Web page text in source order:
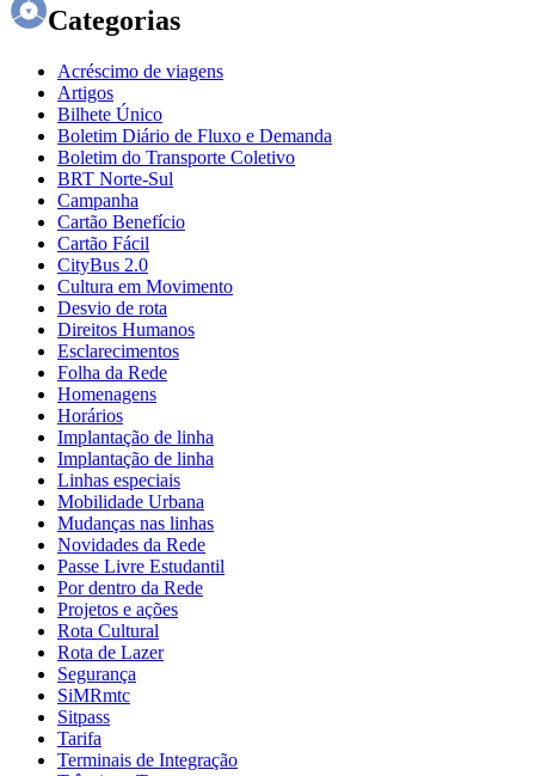
Categorias
Acréscimo de viagens
Artigos
Bilhete Único
Boletim Diário de Fluxo e Demanda
Boletim do Transporte Coletivo
BRT Norte-Sul
Campanha
Cartão Benefício
Cartão Fácil
CityBus 2.0
Cultura em Movimento
Desvio de rota
Direitos Humanos
Esclarecimentos
Folha da Rede
Homenagens
Horários
Implantação de linha
Implantação de linha
Linhas especiais
Mobilidade Urbana
Mudanças nas linhas
Novidades da Rede
Passe Livre Estudantil
Por dentro da Rede
Projetos e ações
Rota Cultural
Rota de Lazer
Segurança
SiMRmtc
Sitpass
Tarifa
Terminais de Integração